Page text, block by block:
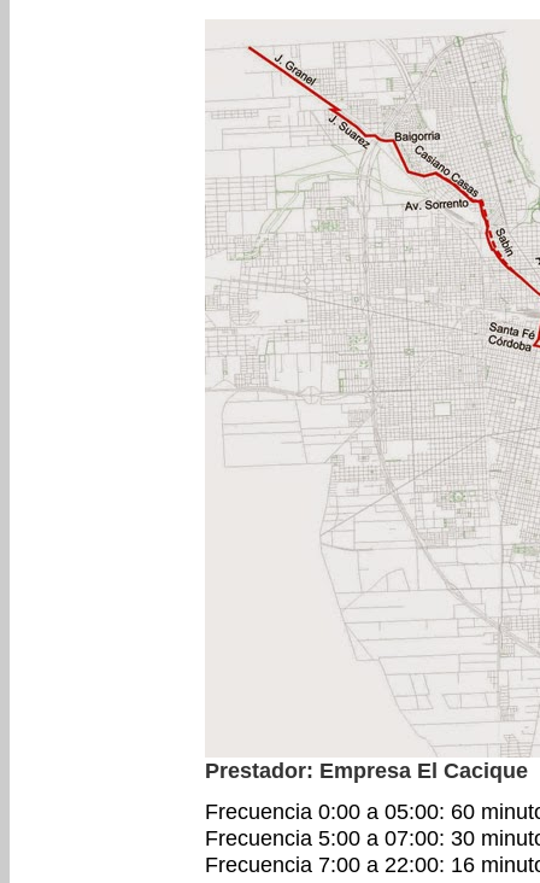
Prestador: Empresa El Cacique
Frecuencia 0:00 a 05:00: 60
Frecuencia 5:00 a 07:00: 30
Frecuencia 7:00 a 22:00: 16